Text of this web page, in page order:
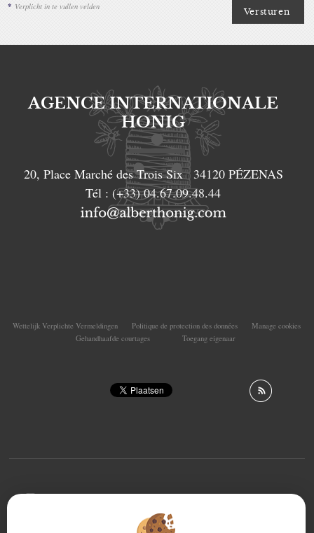
* Verplicht in te vullen velden
AGENCE INTERNATIONALE
HONIG
20, Place Marché des Trois Six 34120 PÉZENAS
Tél : (+33) 04.67.09.48.44
Wettelijk Verplichte Vermeldingen Politique de protection des données
Manage cookies
Gehandhaafde courtages
Toegang eigenaar
PC, tablet or smartphone, our site automatically adapts
to different types of screens